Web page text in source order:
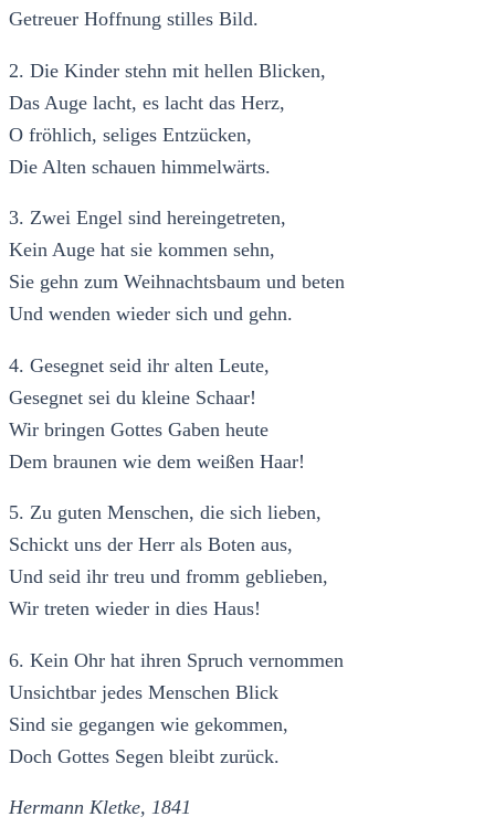
Getreuer Hoffnung stilles Bild.
2. Die Kinder stehn mit hellen Blicken,
Das Auge lacht, es lacht das Herz,
O fröhlich, seliges Entzücken,
Die Alten schauen himmelwärts.
3. Zwei Engel sind hereingetreten,
Kein Auge hat sie kommen sehn,
Sie gehn zum Weihnachtsbaum und beten
Und wenden wieder sich und gehn.
4. Gesegnet seid ihr alten Leute,
Gesegnet sei du kleine Schaar!
Wir bringen Gottes Gaben heute
Dem braunen wie dem weißen Haar!
5. Zu guten Menschen, die sich lieben,
Schickt uns der Herr als Boten aus,
Und seid ihr treu und fromm geblieben,
Wir treten wieder in dies Haus!
6. Kein Ohr hat ihren Spruch vernommen
Unsichtbar jedes Menschen Blick
Sind sie gegangen wie gekommen,
Doch Gottes Segen bleibt zurück.
Hermann Kletke, 1841